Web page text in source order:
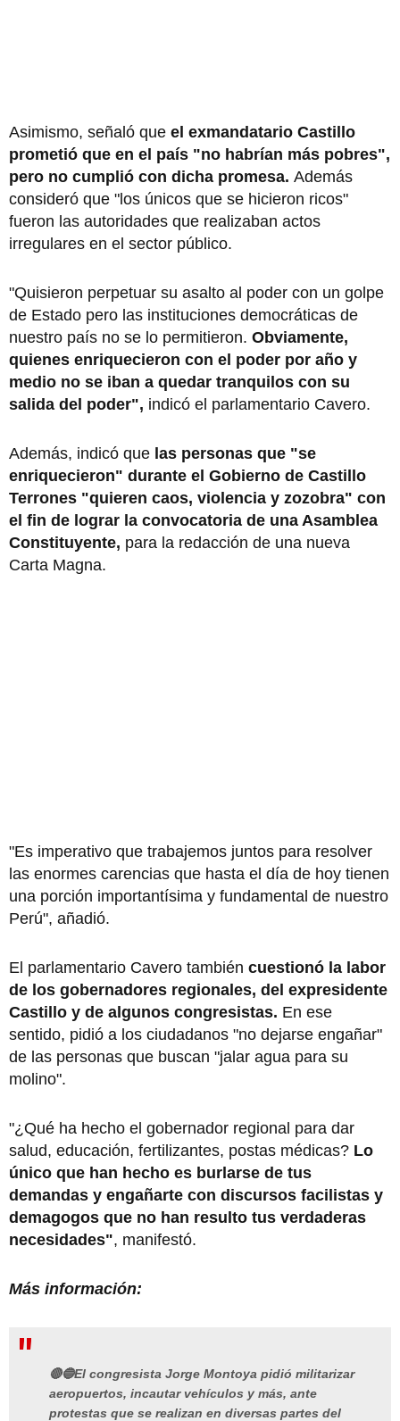
Asimismo, señaló que el exmandatario Castillo
prometió que en el país "no habrían más pobres",
pero no cumplió con dicha promesa. Además
consideró que "los únicos que se hicieron ricos"
fueron las autoridades que realizaban actos
irregulares en el sector público.
"Quisieron perpetuar su asalto al poder con un golpe
de Estado pero las instituciones democráticas de
nuestro país no se lo permitieron. Obviamente,
quienes enriquecieron con el poder por año y
medio no se iban a quedar tranquilos con su
salida del poder", indicó el parlamentario Cavero.
Además, indicó que las personas que "se
enriquecieron" durante el Gobierno de Castillo
Terrones "quieren caos, violencia y zozobra" con
el fin de lograr la convocatoria de una Asamblea
Constituyente, para la redacción de una nueva
Carta Magna.
"Es imperativo que trabajemos juntos para resolver
las enormes carencias que hasta el día de hoy tienen
una porción importantísima y fundamental de nuestro
Perú", añadió.
El parlamentario Cavero también cuestionó la labor
de los gobernadores regionales, del expresidente
Castillo y de algunos congresistas. En ese
sentido, pidió a los ciudadanos "no dejarse engañar"
de las personas que buscan "jalar agua para su
molino".
"¿Qué ha hecho el gobernador regional para dar
salud, educación, fertilizantes, postas médicas? Lo
único que han hecho es burlarse de tus
demandas y engañarte con discursos facilistas y
demagogos que no han resulto tus verdaderas
necesidades", manifestó.
Más información:
🔴🔵El congresista Jorge Montoya pidió militarizar
aeropuertos, incautar vehículos y más, ante
protestas que se realizan en diversas partes del